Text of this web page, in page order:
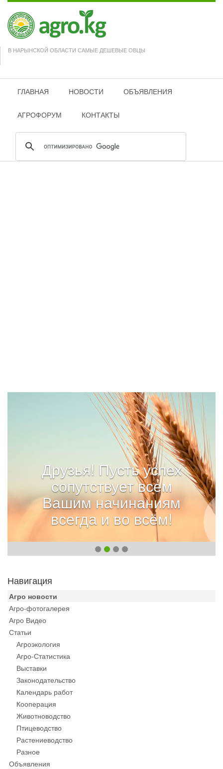
В НАРЫНСКОЙ ОБЛАСТИ САМЫЕ ДЕШЕВЫЕ ОВЦЫ
ГЛАВНАЯ НОВОСТИ ОБЪЯВЛЕНИЯ
АГРОФОРУМ КОНТАКТЫ
Друзья! Пусть успех
сопутствует всем
Вашим начинаниям
всегда и во всём!
Навигация
Агро новости
Агро-фотогалерея
Агро Видео
Статьи
Агроэкология
Агро-Статистика
Выставки
Законодательство
Календарь работ
Кооперация
Животноводство
Птицеводство
Растениеводство
Разное
Объявления